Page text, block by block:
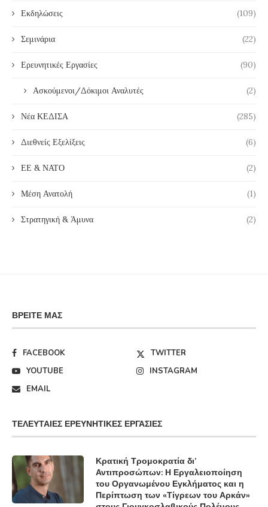
Εκδηλώσεις (109)
Σεμινάρια (22)
Ερευνητικές Εργασίες (90)
Ασκούμενοι/Δόκιμοι Αναλυτές (2)
Νέα ΚΕΔΙΣΑ (285)
Διεθνείς Εξελίξεις (6)
ΕΕ & ΝΑΤΟ (2)
Μέση Ανατολή (1)
Στρατηγική & Άμυνα (2)
ΒΡΕΊΤΕ ΜΑΣ
FACEBOOK
TWITTER
YOUTUBE
INSTAGRAM
EMAIL
ΤΕΛΕΥΤΑΊΕΣ ΕΡΕΥΝΗΤΙΚΈΣ ΕΡΓΑΣΊΕΣ
Κρατική Τρομοκρατία δι’
Αντιπροσώπων: Η Εργαλειοποίηση
του Οργανωμένου Εγκλήματος και η
Περίπτωση των «Τίγρεων του Αρκάν»